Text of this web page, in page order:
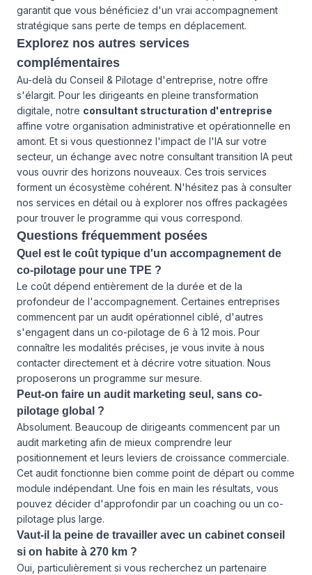
garantit que vous bénéficiez d'un vrai accompagnement
stratégique sans perte de temps en déplacement.
Explorez nos autres services
complémentaires
Au-delà du Conseil & Pilotage d'entreprise, notre offre
s'élargit. Pour les dirigeants en pleine transformation
digitale, notre consultant structuration d'entreprise
affine votre organisation administrative et opérationnelle en
amont. Et si vous questionnez l'impact de l'IA sur votre
secteur, un échange avec notre consultant transition IA peut
vous ouvrir des horizons nouveaux. Ces trois services
forment un écosystème cohérent. N'hésitez pas à consulter
nos services en détail ou à explorer nos offres packagées
pour trouver le programme qui vous correspond.
Questions fréquemment posées
Quel est le coût typique d'un accompagnement de
co-pilotage pour une TPE ?
Le coût dépend entièrement de la durée et de la
profondeur de l'accompagnement. Certaines entreprises
commencent par un audit opérationnel ciblé, d'autres
s'engagent dans un co-pilotage de 6 à 12 mois. Pour
connaître les modalités précises, je vous invite à nous
contacter directement et à décrire votre situation. Nous
proposerons un programme sur mesure.
Peut-on faire un audit marketing seul, sans co-
pilotage global ?
Absolument. Beaucoup de dirigeants commencent par un
audit marketing afin de mieux comprendre leur
positionnement et leurs leviers de croissance commerciale.
Cet audit fonctionne bien comme point de départ ou comme
module indépendant. Une fois en main les résultats, vous
pouvez décider d'approfondir par un coaching ou un co-
pilotage plus large.
Vaut-il la peine de travailler avec un cabinet conseil
si on habite à 270 km ?
Oui, particulièrement si vous recherchez un partenaire